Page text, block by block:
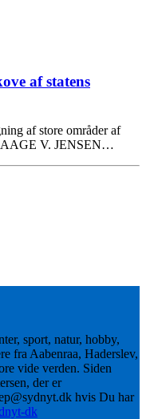
af statens
af store områder af
AAGE V. JENSEN…
sport, natur, hobby,
fra Aabenraa, Haderslev,
vide verden. Siden
der er
hvis Du har
dk